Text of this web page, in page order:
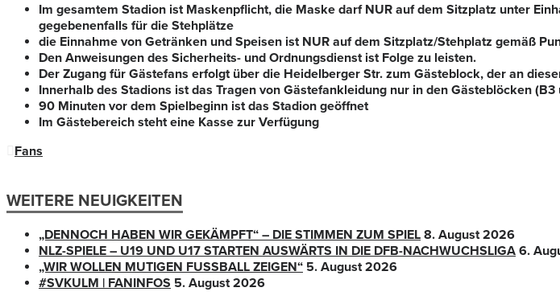
Im gesamtem Stadion ist Maskenpflicht, die Maske darf NUR auf dem Sitzplatz unter
gegebenenfalls für die Stehplätze
die Einnahme von Getränken und Speisen ist NUR auf dem Sitzplatz/Stehplatz gemäß
Den Anweisungen des Sicherheits- und Ordnungsdienst ist Folge zu leisten.
Der Zugang für Gästefans erfolgt über die Heidelberger Str. zum Gästeblock, der an
Innerhalb des Stadions ist das Tragen von Gästefankleidung nur in den Gästeblöcken
90 Minuten vor dem Spielbeginn ist das Stadion geöffnet
Im Gästebereich steht eine Kasse zur Verfügung
Fans
WEITERE NEUIGKEITEN
„DENNOCH HABEN WIR GEKÄMPFT“ – DIE STIMMEN ZUM SPIEL 8. August 2026
NLZ-SPIELE – U19 UND U17 STARTEN AUSWÄRTS IN DIE DFB-NACHWUCHSLIGA 6.
„WIR WOLLEN MUTIGEN FUSSBALL ZEIGEN“
5. August 2026
#SVKULM | FANINFOS 5. August 2026